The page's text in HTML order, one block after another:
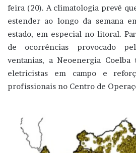
feira (20). A climatologia prevê
estender ao longo da semana
estado, em especial no litoral.
de ocorrências provocado
ventanias, a Neoenergia
eletricistas em campo e
profissionais no Centro de